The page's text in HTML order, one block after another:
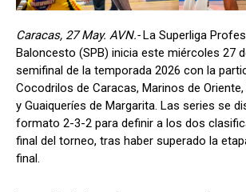
Caracas, 27 May. AVN.-La Superliga
Baloncesto (SPB) inicia este miércoles 27
semifinal de la temporada 2026 con la
Cocodrilos de Caracas, Marinos de
y Guaiqueríes de Margarita. Las series se
formato 2-3-2 para definir a los dos
final del torneo, tras haber superado la
final.